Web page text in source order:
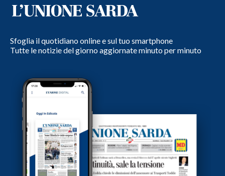
Sfoglia il quotidiano online e sul tuo smartphone
Tutte le notizie del giorno aggiornate minuto per minuto